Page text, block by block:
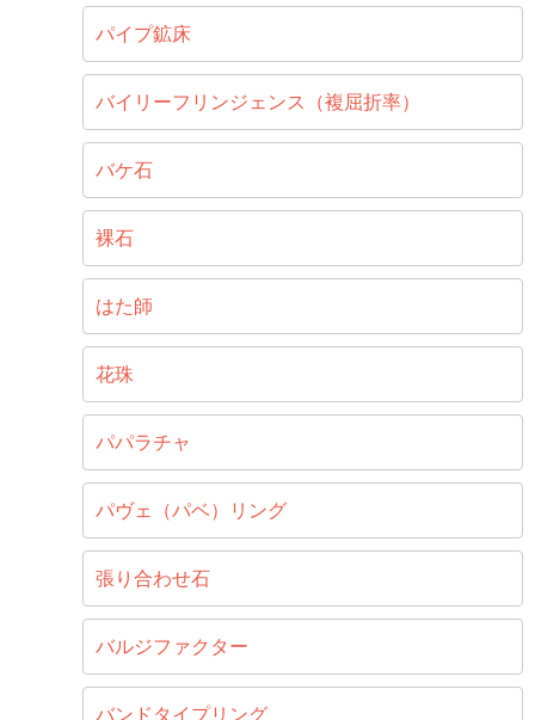
パイプ鉱床
バイリーフリンジェンス（複屈折率）
バケ石
裸石
はた師
花珠
パパラチャ
パヴェ（パベ）リング
張り合わせ石
バルジファクター
バンドタイプリング